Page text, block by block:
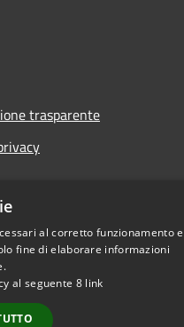
trasparente
accessibilità
al corretto funzionamento e
fine di elaborare informazioni
al seguente 8 link